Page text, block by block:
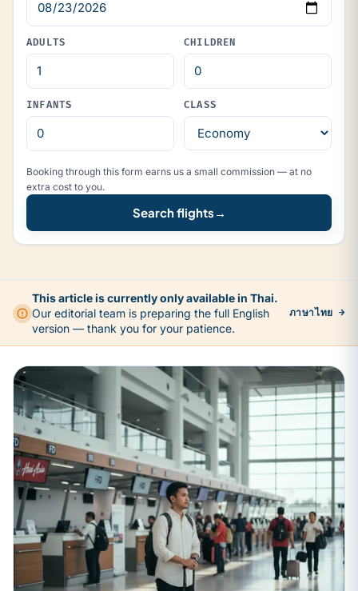
ADULTS CHILDREN
INFANTS CLASS
Booking through this form earns us a small commission — at no
extra cost to you.
Search flights →
This article is currently only available in Thai.
Our editorial team is preparing the full English
version — thank you for your patience.
ภาษาไทย →